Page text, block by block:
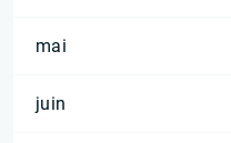
mai
juin